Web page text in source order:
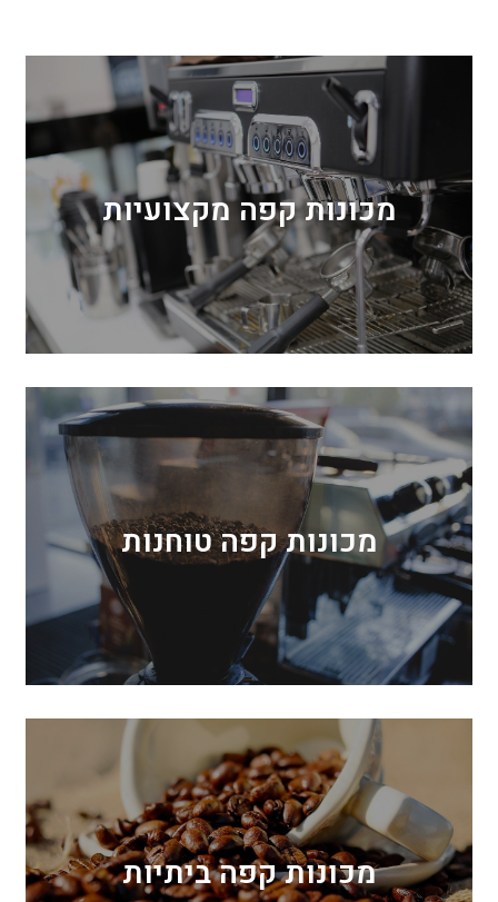
מכונות קפה מקצועיות
מכונות קפה טוחנות
מכונות קפה ביתיות